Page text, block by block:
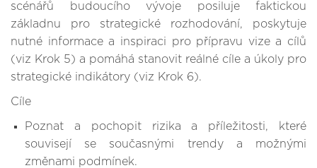
scénářů budoucího vývoje posiluje faktickou
základnu pro strategické rozhodování, poskytuje
nutné informace a inspiraci pro přípravu vize a cílů
(viz Krok 5) a pomáhá stanovit reálné cíle a úkoly pro
strategické indikátory (viz Krok 6).
Cíle
Poznat a pochopit rizika a příležitosti, které
souvisejí se současnými trendy a možnými
změnami podmínek.